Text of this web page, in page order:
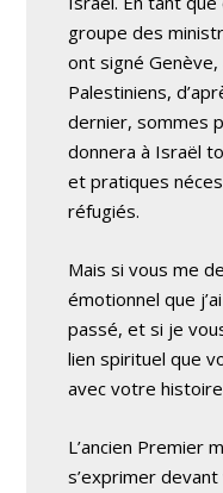
groupe des
ont signé
Palestiniens,
dernier, sommes
donnera à Israël
et pratiques
réfugiés.
Mais si vous me
émotionnel que
passé, et si je
lien spirituel que
avec votre
L’ancien Premier
s’exprimer devant